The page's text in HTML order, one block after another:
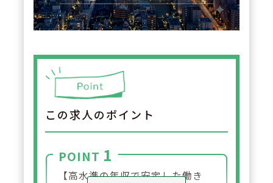
この求人のポイント
POINT 1
【高水準の年収で安定した働き